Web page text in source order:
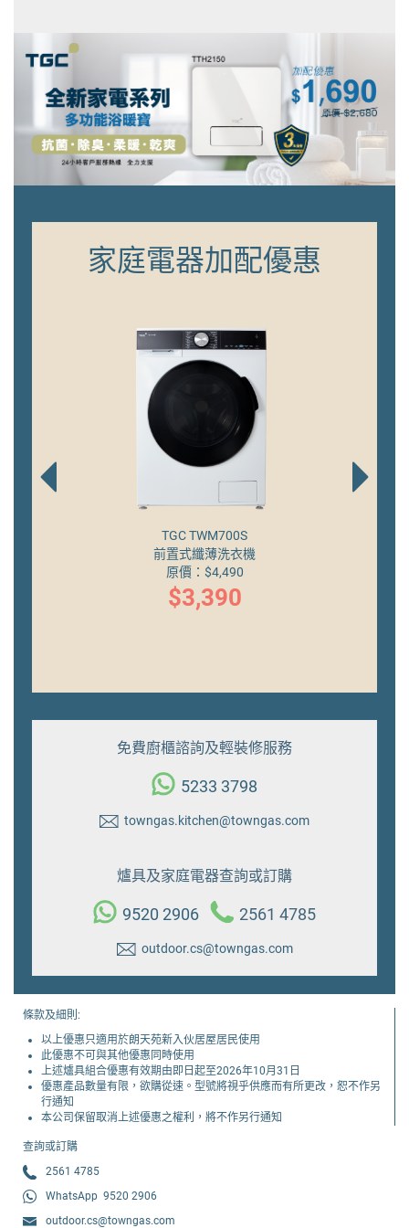
家庭電器加配優惠
TGC TAC870
變頻窗口式冷氣機 (1 匹)
原價：$4,690
$3,490
免費廚櫃諮詢及輕裝修服務
5233 3798
towngas.kitchen@towngas.com
爐具及家庭電器查詢或訂購
9520 2906 2561 4785
outdoor.cs@towngas.com
條款及細則:
以上優惠只適用於朗天苑新入伙居屋居民使用
此優惠不可與其他優惠同時使用
上述爐具組合優惠有效期由即日起至2026年10月31日
優惠產品數量有限，欲購從速。型號將視乎供應而有所更改，恕不作另
行通知
本公司保留取消上述優惠之權利，將不作另行通知
查詢或訂購
2561 4785
WhatsApp 9520 2906
outdoor.cs@towngas.com